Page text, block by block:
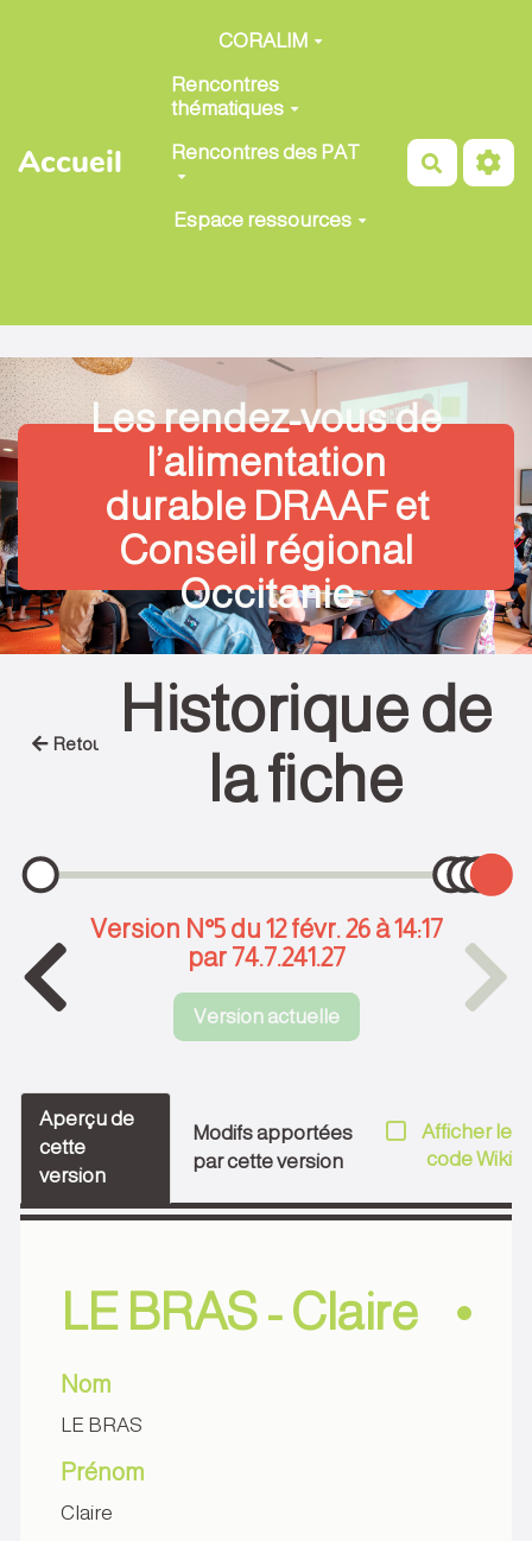
Aller au contenu principal
Accueil
CORALIM
Rencontres
thématiques
Rencontres des PAT
Espace ressources
Les rendez-vous de
l’alimentation
durable DRAAF et
Conseil régional
Occitanie
Retour
Historique de
la fiche
Version N°5 du 12 févr. 26 à 14:17
par 74.7.241.27
Version actuelle
Aperçu de
cette
version
Modifs apportées
par cette version
Afficher le
code Wiki
LE BRAS - Claire
Nom
LE BRAS
Prénom
Claire